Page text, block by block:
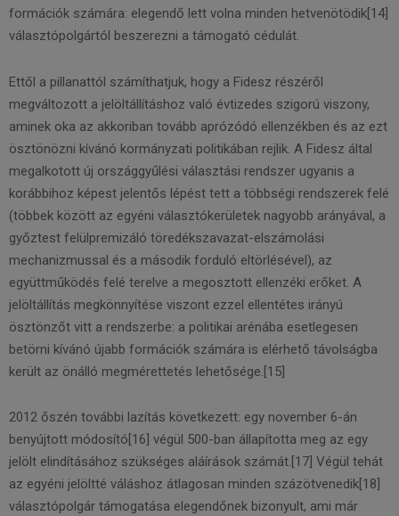
formációk számára: elegendő lett volna minden hetvenötödik[14]
választópolgártól beszerezni a támogató cédulát.
Ettől a pillanattól számíthatjuk, hogy a Fidesz részéről
megváltozott a jelöltállításhoz való évtizedes szigorú viszony,
aminek oka az akkoriban tovább aprózódó ellenzékben és az ezt
ösztönözni kívánó kormányzati politikában rejlik. A Fidesz által
megalkotott új országgyűlési választási rendszer ugyanis a
korábbihoz képest jelentős lépést tett a többségi rendszerek felé
(többek között az egyéni választókerületek nagyobb arányával, a
győztest felülpremizáló töredékszavazat-elszámolási
mechanizmussal és a második forduló eltörlésével), az
együttműködés felé terelve a megosztott ellenzéki erőket. A
jelöltállítás megkönnyítése viszont ezzel ellentétes irányú
ösztönzőt vitt a rendszerbe: a politikai arénába esetlegesen
betörni kívánó újabb formációk számára is elérhető távolságba
került az önálló megmérettetés lehetősége.[15]
2012 őszén további lazítás következett: egy november 6-án
benyújtott módosító[16] végül 500-ban állapította meg az egy
jelölt elindításához szükséges aláírások számát.[17] Végül tehát
az egyéni jelöltté váláshoz átlagosan minden százötvenedik[18]
választópolgár támogatása elegendőnek bizonyult, ami már